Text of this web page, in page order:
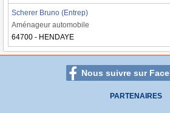
Scherer Bruno (Entrep)
Aménageur automobile
64700 - HENDAYE
Nous suivre sur
PARTENAIRES